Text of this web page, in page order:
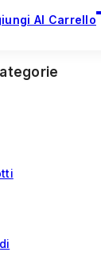
Al Carrello